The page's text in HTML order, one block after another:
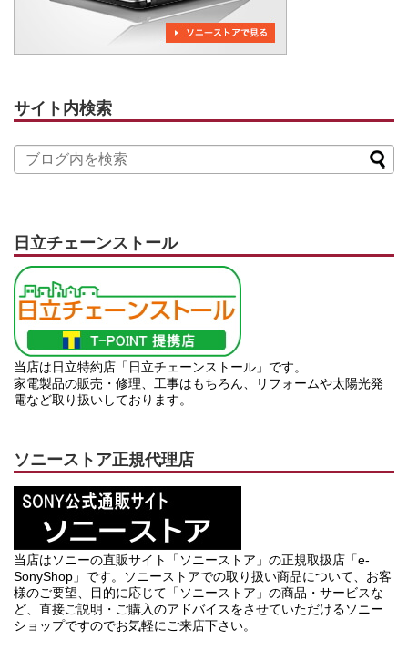
サイト内検索
日立チェーンストール
当店は日立特約店「日立チェーンストール」です。
家電製品の販売・修理、工事はもちろん、リフォームや太陽光発
電など取り扱いしております。
ソニーストア正規代理店
当店はソニーの直販サイト「ソニーストア」の正規取扱店「e-
SonyShop」です。ソニーストアでの取り扱い商品について、お客
様のご要望、目的に応じて「ソニーストア」の商品・サービスな
ど、直接ご説明・ご購入のアドバイスをさせていただけるソニー
ショップですのでお気軽にご来店下さい。